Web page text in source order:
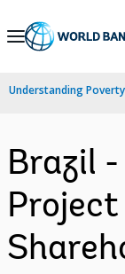
Skip
Navigation
Understanding Poverty
Brazil